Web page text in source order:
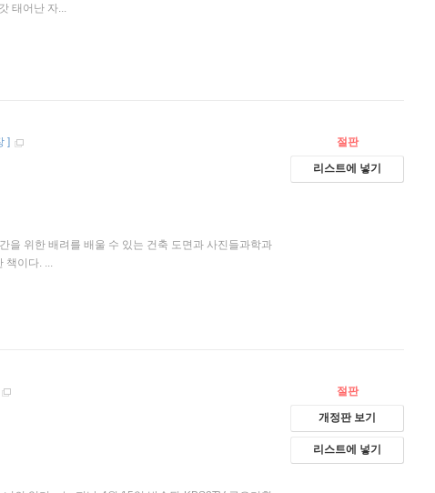
태어난 자...
]
을 위한 배려를 배울 수 있는 건축 도면과 사진들과학과
책이다. ...
절판
리스트에 넣기
절판
개정판 보기
리스트에 넣기